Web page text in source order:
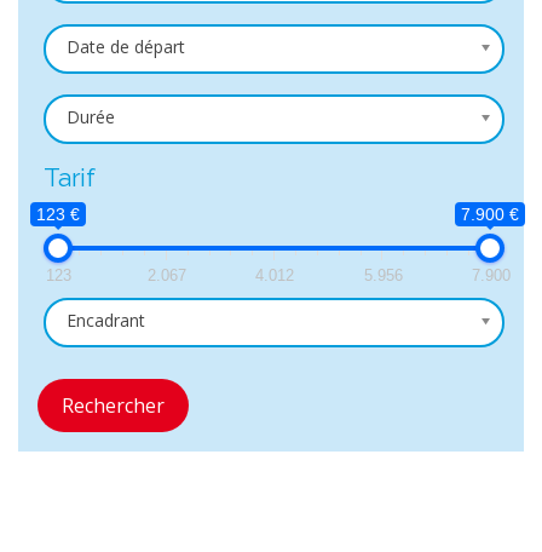
Date de départ
Durée
Tarif
123 € 7.900 €
123 2.067 4.012 5.956 7.900
Encadrant
Rechercher